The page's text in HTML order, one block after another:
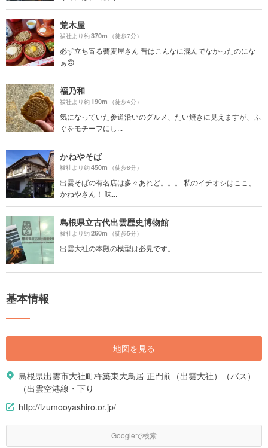
荒木屋
祓社より約370m （徒歩7分）
必ず立ち寄る蕎麦屋さん 昔はこんなに混んでなかったのにな
ぁ🙃
福乃和
祓社より約190m （徒歩4分）
気になっていた参道沿いのグルメ、たい焼きに見えますが、ふ
ぐをモチーフにし...
かねやそば
祓社より約450m （徒歩8分）
出雲そばの有名店は多々あれど。。。 私のイチオシはここ、
かねやさん！ 味...
島根県立古代出雲歴史博物館
祓社より約260m （徒歩5分）
出雲大社の本殿の模型は必見です。
基本情報
地図を見る
島根県出雲市大社町杵築東大鳥居 正門前（出雲大社）（バス）
（出雲空港線・下り
http://izumooyashiro.or.jp/
Googleで検索